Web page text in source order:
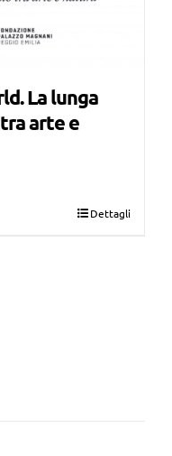
La lunga
arte e
Dettagli